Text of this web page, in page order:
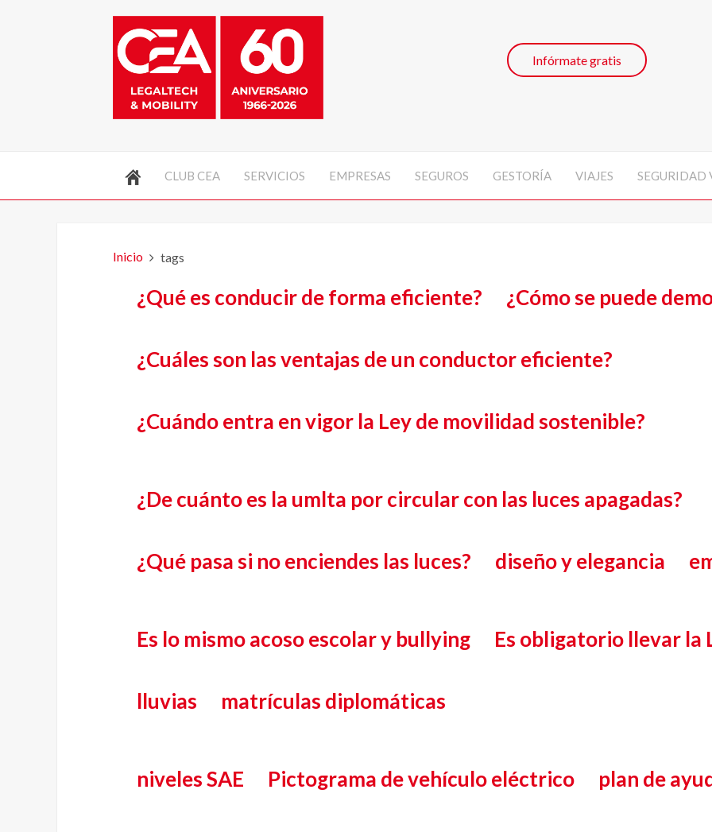
Infórmate gratis
CLUB CEA SERVICIOS EMPRESAS SEGUROS GESTORÍA VIAJES SEGURIDAD
Inicio tags
¿Qué es conducir de forma eficiente? ¿Cómo se puede
¿Cuáles son las ventajas de un conductor eficiente?
¿Cuándo entra en vigor la Ley de movilidad sostenible?
¿De cuánto es la umlta por circular con las luces apagadas?
¿Qué pasa si no enciendes las luces? diseño y elegancia
Es lo mismo acoso escolar y bullying Es obligatorio llevar la
lluvias matrículas diplomáticas
niveles SAE Pictograma de vehículo eléctrico plan de